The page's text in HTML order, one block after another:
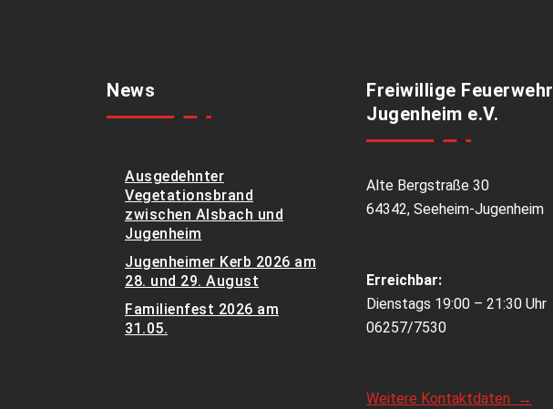
News
Ausgedehnter
Vegetationsbrand
zwischen Alsbach und
Jugenheim
Jugenheimer Kerb 2026 am
28. und 29. August
Familienfest 2026 am
31.05.
Freiwillige Feuerwehr
Jugenheim e.V.
Alte Bergstraße 30
64342, Seeheim-Jugenheim
Erreichbar:
Dienstags 19:00 – 21:30 Uhr
06257/7530
Weitere Kontaktdaten →